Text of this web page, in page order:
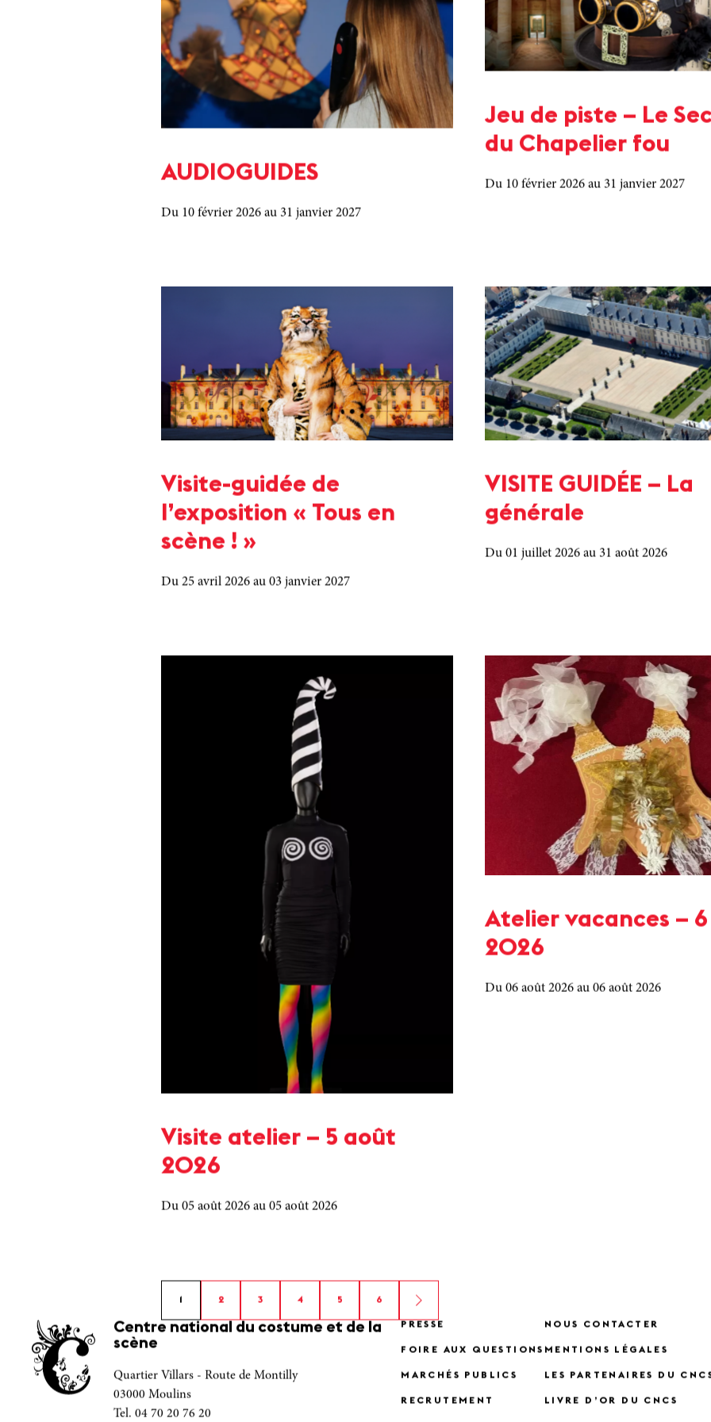
AUDIOGUIDES
Du 10 février 2026 au 31 janvier 2027
Jeu de piste – Le
du Chapelier fou
Du 10 février 2026 au 31 janvier 2027
Visite-guidée de
l’exposition « Tous en
scène ! »
Du 25 avril 2026 au 03 janvier 2027
VISITE GUIDÉE – La
générale
Du 01 juillet 2026 au 31 août 2026
Visite atelier – 5 août
2026
Du 05 août 2026 au 05 août 2026
Atelier vacances –
2026
Du 06 août 2026 au 06 août 2026
1 2 3 4 5 6
Centre national du costume et de la
scène
Quartier Villars - Route de Montilly
03000 Moulins
Tel. 04 70 20 76 20
PRESSE
FOIRE AUX QUESTIONS
MARCHÉS PUBLICS
RECRUTEMENT
NOUS CONTACTER
MENTIONS LÉGALES
LES PARTENAIRES DU
LIVRE D’OR DU CNCS